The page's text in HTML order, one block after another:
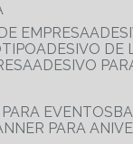
EMPRESA
ADESIVO
ADESIVO
PARA EVENTOS
PARA